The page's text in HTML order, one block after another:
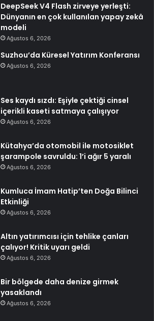
DeepSeek V4 Flash zirveye yerleşti:
Dünyanın en çok kullanılan yapay zekâ
modeli
Ağustos 6, 2026
Suzhou’da Küresel Yatırım Konferansı
Ağustos 6, 2026
Ses kaydı sızdı: Eşiyle çektiği cinsel
içerikli kaseti satmaya çalışıyor
Ağustos 6, 2026
Kütahya’da otomobil ile motosiklet
şarampole savruldu: 1’i ağır 5 yaralı
Ağustos 6, 2026
Kumluca İmam Hatip’ten Doğa Bilinci
Etkinliği
Ağustos 6, 2026
Altın yatırımcısı için tehlike çanları
çalıyor! Kritik uyarı geldi
Ağustos 6, 2026
Bir bölgede daha denize girmek
yasaklandı
Ağustos 6, 2026